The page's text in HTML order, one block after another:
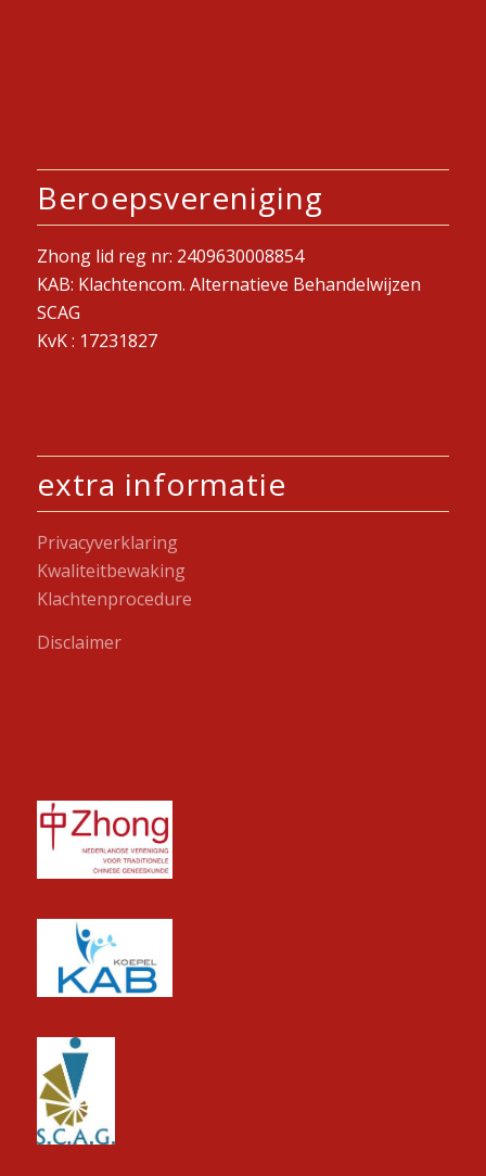
Beroepsvereniging
Zhong lid reg nr: 2409630008854
KAB: Klachtencom. Alternatieve Behandelwijzen
SCAG
KvK : 17231827
extra informatie
Privacyverklaring
Kwaliteitbewaking
Klachtenprocedure
Disclaimer